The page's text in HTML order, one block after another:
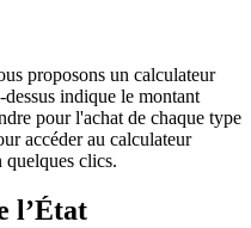
proposons un calculateur
indique le montant
pour l'achat de chaque type
accéder au calculateur
quelques clics.
l’État